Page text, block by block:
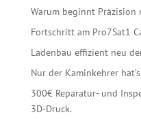
Warum beginnt Präzision
Fortschritt am Pro7Sat1
Ladenbau effizient neu
Nur der Kaminkehrer
300€ Reparatur- und
3D-Druck.